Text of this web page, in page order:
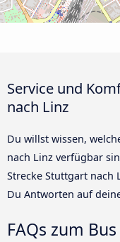
Service und
nach Linz
Du willst wissen,
nach Linz verfügbar
Strecke Stuttgart nach
Du Antworten auf
FAQs zum